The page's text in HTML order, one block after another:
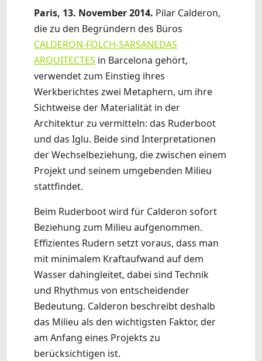
Paris, 13. November 2014. Pilar Calderon,
die zu den Begründern des Büros
CALDERON-FOLCH-SARSANEDAS
ARQUITECTES in Barcelona gehört,
verwendet zum Einstieg ihres
Werkberichtes zwei Metaphern, um ihre
Sichtweise der Materialität in der
Architektur zu vermitteln: das Ruderboot
und das Iglu. Beide sind Interpretationen
der Wechselbeziehung, die zwischen einem
Projekt und seinem umgebenden Milieu
stattfindet.
Beim Ruderboot wird für Calderon sofort
Beziehung zum Milieu aufgenommen.
Effizientes Rudern setzt voraus, dass man
mit minimalem Kraftaufwand auf dem
Wasser dahingleitet, dabei sind Technik
und Rhythmus von entscheidender
Bedeutung. Calderon beschreibt deshalb
das Milieu als den wichtigsten Faktor, der
am Anfang eines Projekts zu
berücksichtigen ist.